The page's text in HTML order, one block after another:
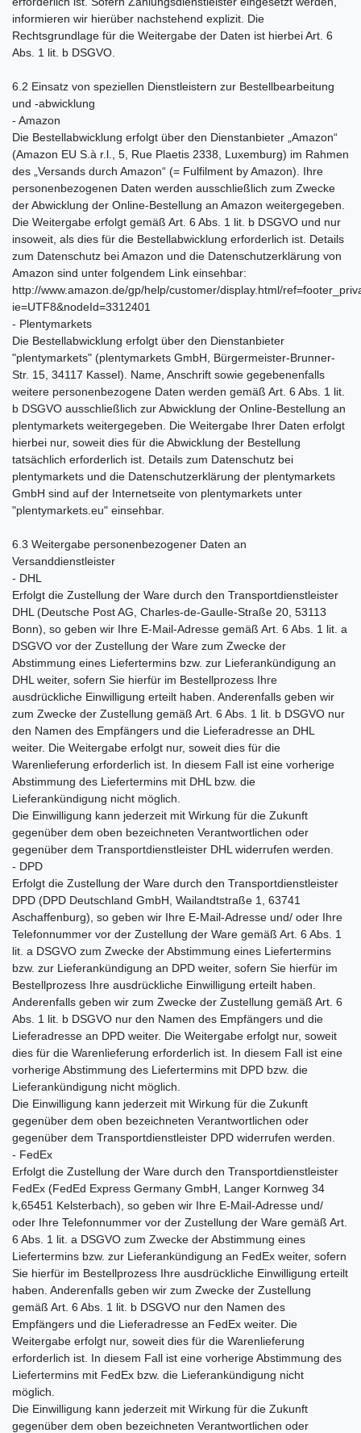
informieren wir hierüber nachstehend explizit. Die
Rechtsgrundlage für die Weitergabe der Daten ist hierbei Art. 6
Abs. 1 lit. b DSGVO.
6.2 Einsatz von speziellen Dienstleistern zur Bestellbearbeitung
und -abwicklung
- Amazon
Die Bestellabwicklung erfolgt über den Dienstanbieter „Amazon“
(Amazon EU S.à r.l., 5, Rue Plaetis 2338, Luxemburg) im Rahmen
des „Versands durch Amazon“ (= Fulfilment by Amazon). Ihre
personenbezogenen Daten werden ausschließlich zum Zwecke
der Abwicklung der Online-Bestellung an Amazon weitergegeben.
Die Weitergabe erfolgt gemäß Art. 6 Abs. 1 lit. b DSGVO und nur
insoweit, als dies für die Bestellabwicklung erforderlich ist. Details
zum Datenschutz bei Amazon und die Datenschutzerklärung von
Amazon sind unter folgendem Link einsehbar:
http://www.amazon.de/gp/help/customer/display.html/
ie=UTF8&nodeId=3312401
- Plentymarkets
Die Bestellabwicklung erfolgt über den Dienstanbieter
"plentymarkets" (plentymarkets GmbH, Bürgermeister-Brunner-
Str. 15, 34117 Kassel). Name, Anschrift sowie gegebenenfalls
weitere personenbezogene Daten werden gemäß Art. 6 Abs. 1 lit.
b DSGVO ausschließlich zur Abwicklung der Online-Bestellung an
plentymarkets weitergegeben. Die Weitergabe Ihrer Daten erfolgt
hierbei nur, soweit dies für die Abwicklung der Bestellung
tatsächlich erforderlich ist. Details zum Datenschutz bei
plentymarkets und die Datenschutzerklärung der plentymarkets
GmbH sind auf der Internetseite von plentymarkets unter
"plentymarkets.eu" einsehbar.
6.3 Weitergabe personenbezogener Daten an
Versanddienstleister
- DHL
Erfolgt die Zustellung der Ware durch den Transportdienstleister
DHL (Deutsche Post AG, Charles-de-Gaulle-Straße 20, 53113
Bonn), so geben wir Ihre E-Mail-Adresse gemäß Art. 6 Abs. 1 lit. a
DSGVO vor der Zustellung der Ware zum Zwecke der
Abstimmung eines Liefertermins bzw. zur Lieferankündigung an
DHL weiter, sofern Sie hierfür im Bestellprozess Ihre
ausdrückliche Einwilligung erteilt haben. Anderenfalls geben wir
zum Zwecke der Zustellung gemäß Art. 6 Abs. 1 lit. b DSGVO nur
den Namen des Empfängers und die Lieferadresse an DHL
weiter. Die Weitergabe erfolgt nur, soweit dies für die
Warenlieferung erforderlich ist. In diesem Fall ist eine vorherige
Abstimmung des Liefertermins mit DHL bzw. die
Lieferankündigung nicht möglich.
Die Einwilligung kann jederzeit mit Wirkung für die Zukunft
gegenüber dem oben bezeichneten Verantwortlichen oder
gegenüber dem Transportdienstleister DHL widerrufen werden.
- DPD
Erfolgt die Zustellung der Ware durch den Transportdienstleister
DPD (DPD Deutschland GmbH, Wailandtstraße 1, 63741
Aschaffenburg), so geben wir Ihre E-Mail-Adresse und/ oder Ihre
Telefonnummer vor der Zustellung der Ware gemäß Art. 6 Abs. 1
lit. a DSGVO zum Zwecke der Abstimmung eines Liefertermins
bzw. zur Lieferankündigung an DPD weiter, sofern Sie hierfür im
Bestellprozess Ihre ausdrückliche Einwilligung erteilt haben.
Anderenfalls geben wir zum Zwecke der Zustellung gemäß Art. 6
Abs. 1 lit. b DSGVO nur den Namen des Empfängers und die
Lieferadresse an DPD weiter. Die Weitergabe erfolgt nur, soweit
dies für die Warenlieferung erforderlich ist. In diesem Fall ist eine
vorherige Abstimmung des Liefertermins mit DPD bzw. die
Lieferankündigung nicht möglich.
Die Einwilligung kann jederzeit mit Wirkung für die Zukunft
gegenüber dem oben bezeichneten Verantwortlichen oder
gegenüber dem Transportdienstleister DPD widerrufen werden.
- FedEx
Erfolgt die Zustellung der Ware durch den Transportdienstleister
FedEx (FedEd Express Germany GmbH, Langer Kornweg 34
k,65451 Kelsterbach), so geben wir Ihre E-Mail-Adresse und/
oder Ihre Telefonnummer vor der Zustellung der Ware gemäß Art.
6 Abs. 1 lit. a DSGVO zum Zwecke der Abstimmung eines
Liefertermins bzw. zur Lieferankündigung an FedEx weiter, sofern
Sie hierfür im Bestellprozess Ihre ausdrückliche Einwilligung erteilt
haben. Anderenfalls geben wir zum Zwecke der Zustellung
gemäß Art. 6 Abs. 1 lit. b DSGVO nur den Namen des
Empfängers und die Lieferadresse an FedEx weiter. Die
Weitergabe erfolgt nur, soweit dies für die Warenlieferung
erforderlich ist. In diesem Fall ist eine vorherige Abstimmung des
Liefertermins mit FedEx bzw. die Lieferankündigung nicht
möglich.
Die Einwilligung kann jederzeit mit Wirkung für die Zukunft
gegenüber dem oben bezeichneten Verantwortlichen oder